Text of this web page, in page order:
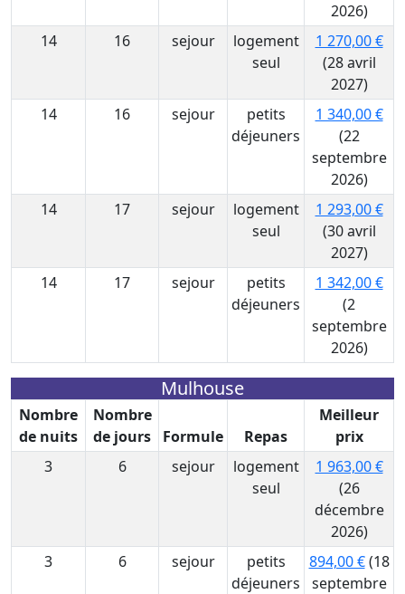
2026)
14
16 sejour
logement
seul
1 270,00 €
(28 avril
2027)
14
16 sejour
petits
déjeuners
1 340,00 €
(22
septembre
2026)
14
17 sejour
logement
seul
1 293,00 €
(30 avril
2027)
14
17 sejour
petits
déjeuners
1 342,00 €
(2
septembre
2026)
Mulhouse
Nombre
de nuits
Nombre
de jours
Formule Repas
Meilleur
prix
3
6 sejour
logement
seul
1 963,00 €
(26
décembre
2026)
3
6 sejour
petits
déjeuners
894,00 €(18
septembre